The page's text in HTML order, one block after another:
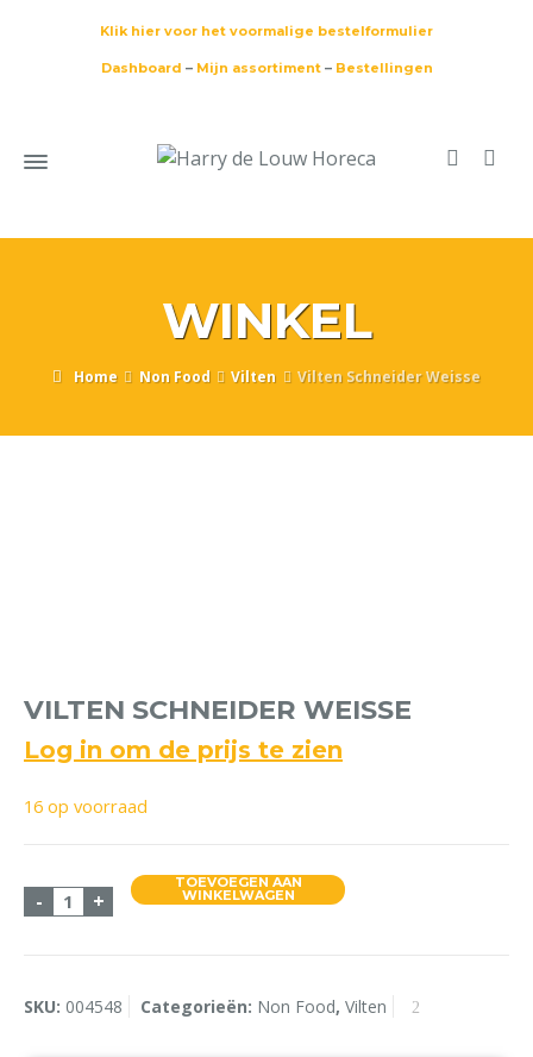
Klik hier voor het voormalige bestelformulier
Dashboard – Mijn assortiment– Bestellingen
WINKEL
Home Non Food Vilten Vilten Schneider Weisse
VILTEN SCHNEIDER WEISSE
Log in om de prijs te zien
16 op voorraad
- Vilten Schneider Weisse aantal
+
TOEVOEGEN AAN
WINKELWAGEN
SKU: 004548 Categorieën: Non Food, Vilten